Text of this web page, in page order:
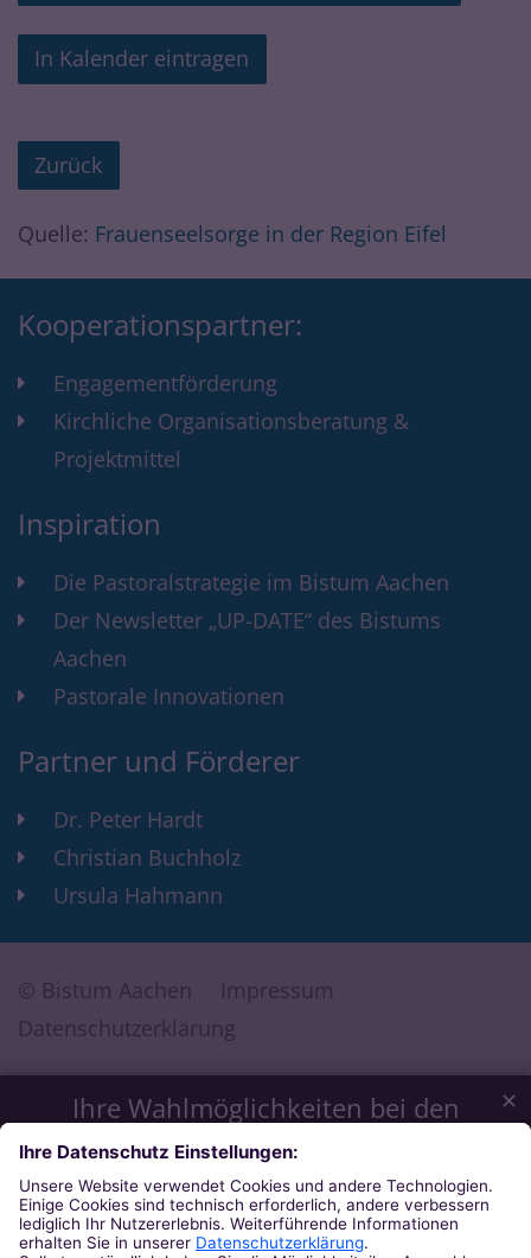
Ihre Wahlmöglichkeiten bei den
Einstellungen zum Datenschutz
Wir möchten Ihnen ein optimales Webseiten-Erlebnis bieten.
Dazu verwenden wir Cookies, die für das Funktionieren
unserer Website notwendig sind. Mit Ihrer Zustimmung
verwenden wir auch Cookies und andere Technologien, die
✕
In Kalender eintragen
Zurück
Quelle: Frauenseelsorge in der Region Eifel
Kooperationspartner:
Engagementförderung
Kirchliche Organisationsberatung &
Projektmittel
Inspiration
Die Pastoralstrategie im Bistum Aachen
Der Newsletter „UP-DATE“ des Bistums
Aachen
Pastorale Innovationen
Partner und Förderer
Dr. Peter Hardt
Christian Buchholz
Ursula Hahmann
© Bistum Aachen
Impressum
Datenschutzerklärung